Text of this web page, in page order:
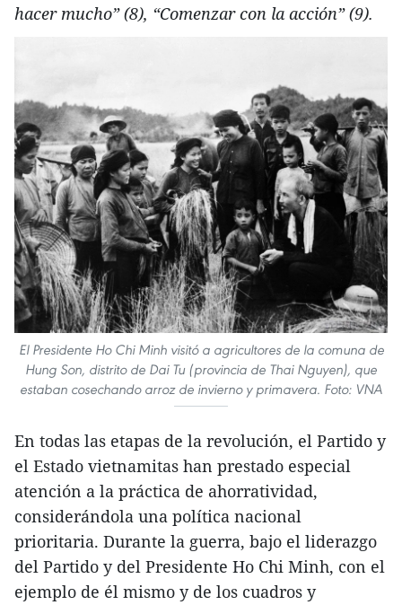
hacer mucho” (8), “Comenzar con la acción” (9).
El Presidente Ho Chi Minh visitó a agricultores de la comuna de
Hung Son, distrito de Dai Tu (provincia de Thai Nguyen), que
estaban cosechando arroz de invierno y primavera. Foto: VNA
En todas las etapas de la revolución, el Partido y
el Estado vietnamitas han prestado especial
atención a la práctica de ahorratividad,
considerándola una política nacional
prioritaria. Durante la guerra, bajo el liderazgo
del Partido y del Presidente Ho Chi Minh, con el
ejemplo de él mismo y de los cuadros y